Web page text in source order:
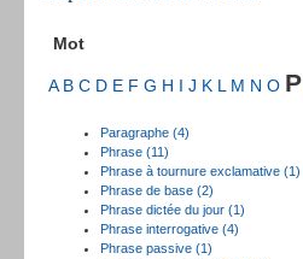
Mot
A B C D E F G H I J K L M N O P
Paragraphe (4)
Phrase (11)
Phrase à tournure exclamative (1)
Phrase de base (2)
Phrase dictée du jour (1)
Phrase interrogative (4)
Phrase passive (1)